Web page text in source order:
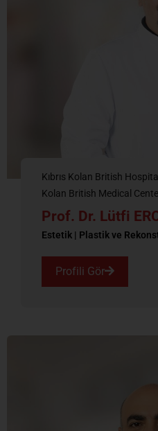
Kıbrıs Kolan British Hospital
Kolan British Medical
Prof. Dr. Lütfi
Estetik | Plastik ve
Profili Gör